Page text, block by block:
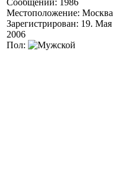
Сообщений: 1986
Местоположение: Москва
Зарегистрирован: 19. Мая
2006
Пол: